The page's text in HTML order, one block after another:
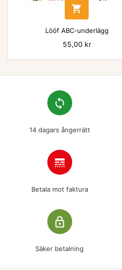

Lööf ABC-underlägg
Pris
55,00 kr
loop
14 dagars ångerrätt
line_style
Betala mot faktura
lock_outline
Säker betalning